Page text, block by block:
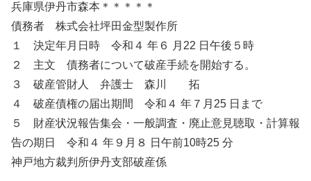
兵庫県伊丹市森本＊＊＊＊＊
債務者 株式会社坪田金型製作所
１ 決定年月日時 令和４ 年６ 月22 日午後５時
２ 主文 債務者について破産手続を開始する。
３ 破産管財人 弁護士 森川 拓
４ 破産債権の届出期間 令和４ 年７月25 日まで
５ 財産状況報告集会・一般調査・廃止意見聴取・計算報
告の期日 令和４ 年９月８ 日午前10時25 分
神戸地方裁判所伊丹支部破産係